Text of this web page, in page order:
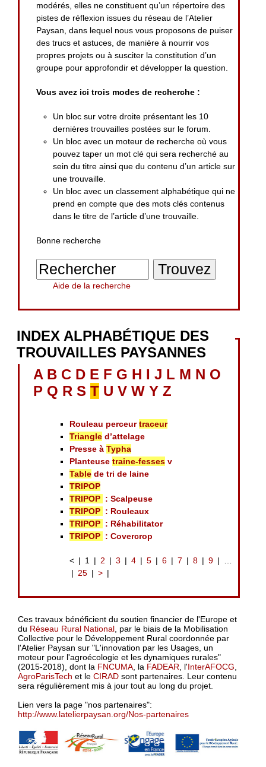
modérés, elles ne constituent qu’un répertoire des
pistes de réflexion issues du réseau de l’Atelier
Paysan, dans lequel nous vous proposons de puiser
des trucs et astuces, de manière à nourrir vos
propres projets ou à susciter la constitution d’un
groupe pour approfondir et développer la question.
Vous avez ici trois modes de recherche :
Un bloc sur votre droite présentant les 10
dernières trouvailles postées sur le forum.
Un bloc avec un moteur de recherche où vous
pouvez taper un mot clé qui sera recherché au
sein du titre ainsi que du contenu d’un article sur
une trouvaille.
Un bloc avec un classement alphabétique qui ne
prend en compte que des mots clés contenus
dans le titre de l’article d’une trouvaille.
Bonne recherche
Aide de la recherche
INDEX ALPHABÉTIQUE DES
TROUVAILLES PAYSANNES
A B C D E F G H I J L M N O
P Q R S T U V W Y Z
Rouleau perceurtraceur
Triangle d’attelage
Presse àTypha
Planteusetraine-fesses v
Table de tri de laine
TRIPOP
TRIPOP : Scalpeuse
TRIPOP : Rouleaux
TRIPOP : Réhabilitator
TRIPOP : Covercrop
< 1 2 3 4 5 6 7 8 9
…
25
>
Ces travaux bénéficient du soutien financier de l'Europe et
du Réseau Rural National, par le biais de la Mobilisation
Collective pour le Développement Rural coordonnée par
l'Atelier Paysan sur "L'innovation par les Usages, un
moteur pour l'agroécologie et les dynamiques rurales"
(2015-2018), dont la FNCUMA, la FADEAR, l'InterAFOCG,
AgroParisTech et le CIRAD sont partenaires. Leur contenu
sera régulièrement mis à jour tout au long du projet.
Lien vers la page "nos partenaires":
http://www.latelierpaysan.org/Nos-partenaires